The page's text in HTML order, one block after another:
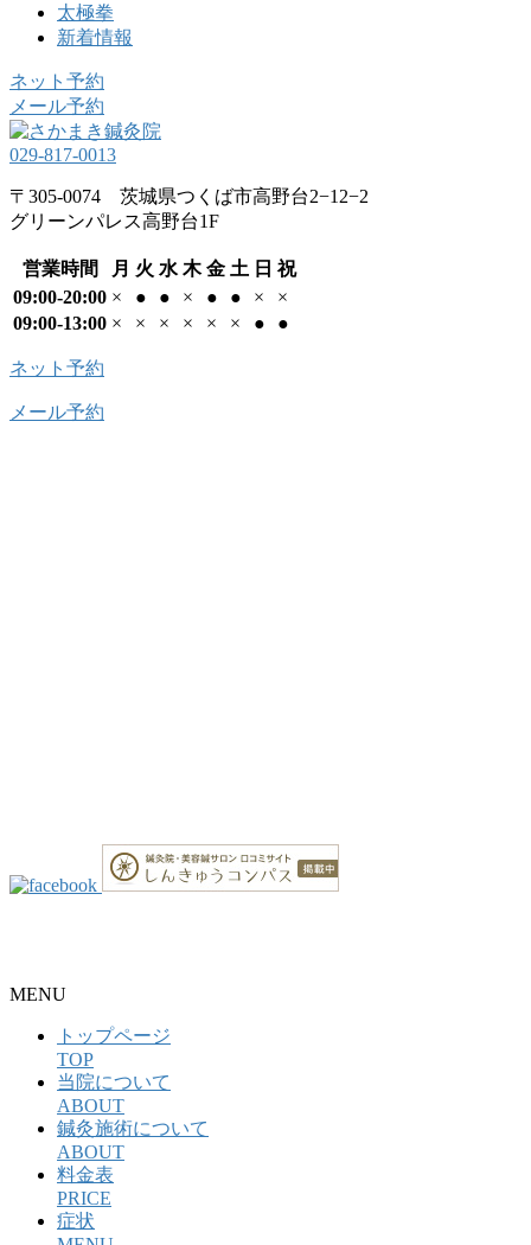
太極拳
新着情報
ネット予約
メール予約
029-817-0013
〒305-0074 茨城県つくば市高野台2−12−2
グリーンパレス高野台1F
営業時間 月 火 水 木 金 土 日 祝
09:00-20:00 × ● ● × ● ● ×
×
09:00-13:00 × × × × × × ● ●
ネット予約
メール予約
MENU
トップページ
TOP
当院について
ABOUT
鍼灸施術について
ABOUT
料金表
PRICE
症状